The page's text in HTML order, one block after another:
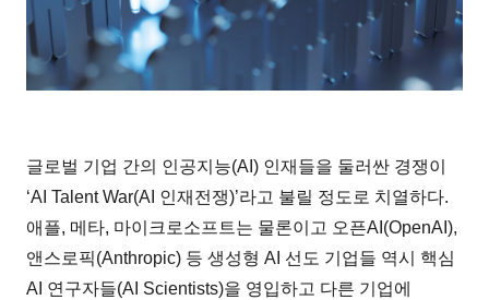
글로벌 기업 간의 인공지능(AI) 인재들을 둘러싼 경쟁이
‘AI Talent War(AI 인재전쟁)’라고 불릴 정도로 치열하다.
애플, 메타, 마이크로소프트는 물론이고 오픈AI(OpenAI),
앤스로픽(Anthropic) 등 생성형 AI 선도 기업들 역시 핵심
AI 연구자들(AI Scientists)을 영입하고 다른 기업에